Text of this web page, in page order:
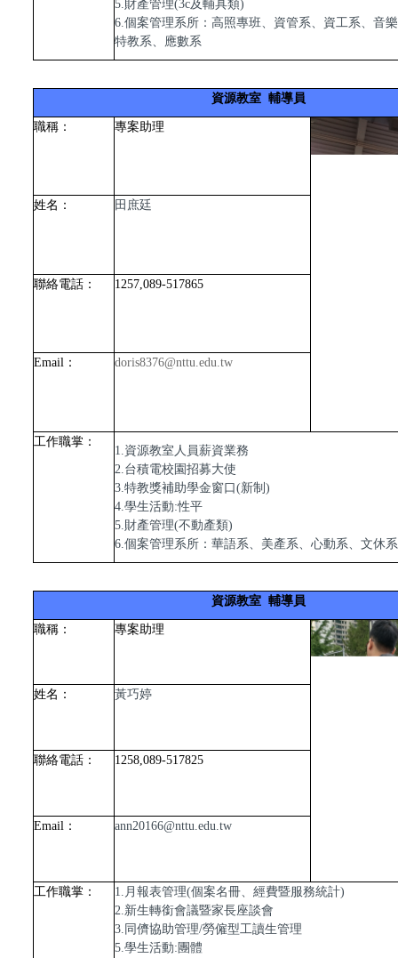
5.財產管理(3c及輔具類)
6.個案管理系所：高照專班、資管系、資工系、音
特教系、應數系
資源教室 輔導員
職稱： 專案助理
姓名： 田庶廷
聯絡電話： 1257,089-517865
Email ： doris8376@nttu.edu.tw
工作職掌：
1.資源教室人員薪資業務
2.台積電校園招募大使
3. 特教獎補助學金窗口(新制)
4.學生活動:性平
5. 財產管理(不動產類)
6. 個案管理系所：華語系、美產系、心動系、文休
資源教室 輔導員
職稱： 專案助理
姓名： 黃巧婷
聯絡電話： 1258,089-517825
Email ： ann20166@nttu.edu.tw
工作職掌：
1.月報表管理(個案名冊、經費暨服務統計)
2. 新生轉銜會議暨家長座談會
3.同儕協助管理/勞僱型工讀生管理
5.學生活動:團體